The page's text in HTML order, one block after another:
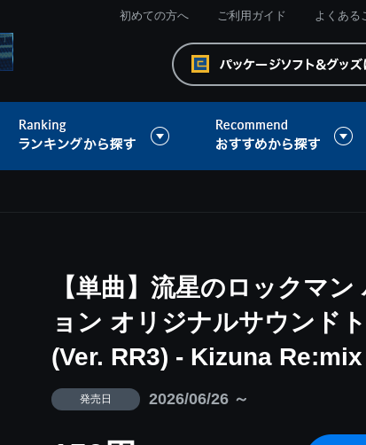
初めての方へ ご利用ガイド よくある
【単曲】流星のロックマ
ョン オリジナルサウンド
(Ver. RR3) - Kizuna Re:mix
発売日 2026/06/26 ～